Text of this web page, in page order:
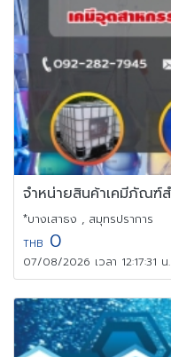
*บางเสาธง , สมุทรปราการ
THB 0
07/08/2026 เวลา 12:17:31 น.